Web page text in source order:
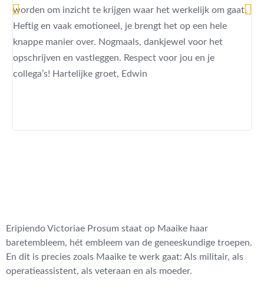
worden om inzicht te krijgen waar het werkelijk om gaat.
Heftig en vaak emotioneel, je brengt het op een hele
knappe manier over. Nogmaals, dankjewel voor het
opschrijven en vastleggen. Respect voor jou en je
collega’s! Hartelijke groet, Edwin
Eripiendo Victoriae Prosum staat op Maaike haar
baretembleem, hét embleem van de geneeskundige troepen.
En dit is precies zoals Maaike te werk gaat: Als militair, als
operatieassistent, als veteraan en als moeder.